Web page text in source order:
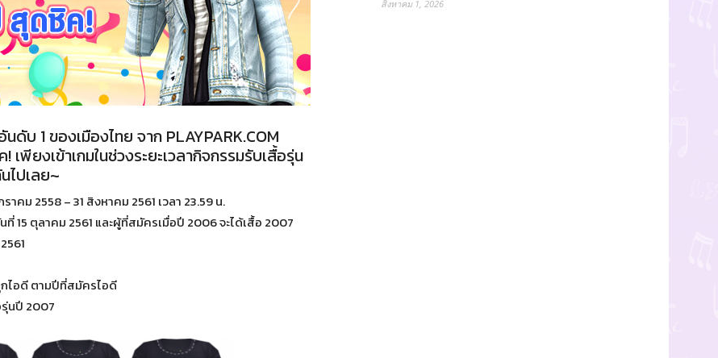
บ 1 ของเมืองไทย จาก PLAYPARK.COM
พียงเข้าเกมในช่วงระยะเวลากิจกรรมรับเสื้อรุ่น
ไปเลย~
คม 2558 – 31 สิงหาคม 2561 เวลา 23.59 น.
ที่ 15 ตุลาคม 2561 และผู้ที่สมัครเมื่อปี 2006 จะได้เสื้อ 2007
กไอดี ตามปีที่สมัครไอดี
นปี 2007
สิงหาคม 1, 2026